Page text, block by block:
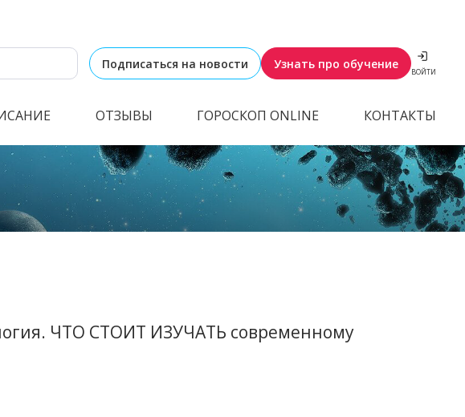
Подписаться на новости Узнать про обучение
ВОЙТИ
ОТЗЫВЫ ГОРОСКОП ONLINE КОНТАКТЫ
ЧТО СТОИТ ИЗУЧАТЬ современному